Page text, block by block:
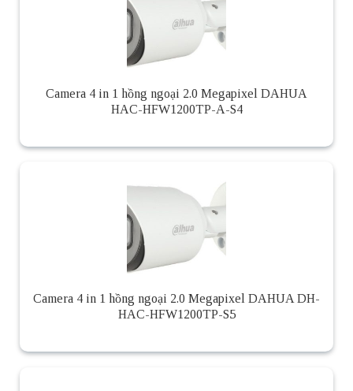
Camera 4 in 1 hồng ngoại 2.0 Megapixel DAHUA
HAC-HFW1200TP-A-S4
Camera 4 in 1 hồng ngoại 2.0 Megapixel DAHUA DH-
HAC-HFW1200TP-S5